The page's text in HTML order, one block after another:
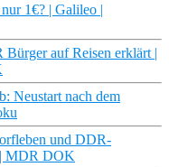
1€? | Galileo |
auf Reisen erklärt |
Neustart nach dem
und DDR-
| MDR DOK